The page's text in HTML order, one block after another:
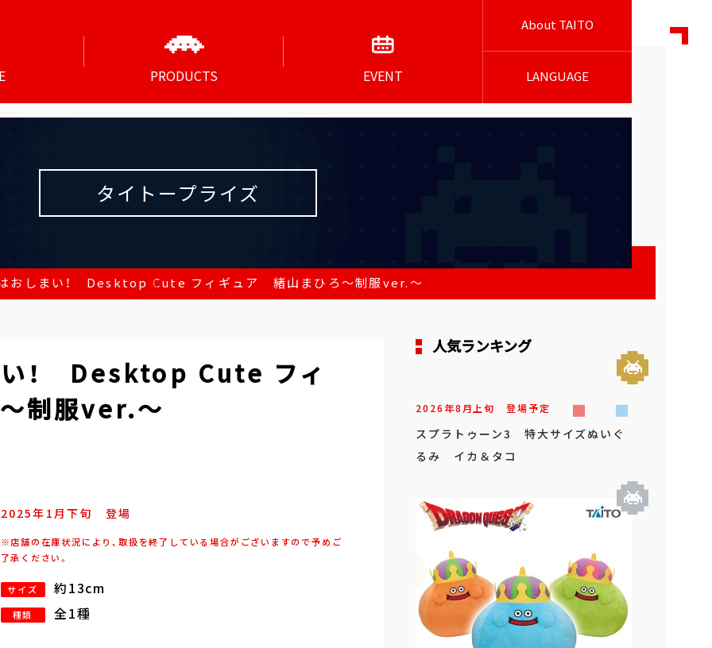
PRODUCTS EVENT
About TAITO
LANGUAGE
タイトープライズ
おしまい！ Desktop Cute フィギュア 緒山まひろ～制服ver.～
い！ Desktop Cute フィ
制服ver.～
2025年 1月下旬 登場
※店舗の在庫状況により、取扱を終了している場合がございますので予めご
了承ください。
サイズ 約13cm
種類 全1種
人気ランキング
2026年8月上旬 登場予定
スプラトゥーン3 特大サイズぬいぐ
るみ イカ＆タコ